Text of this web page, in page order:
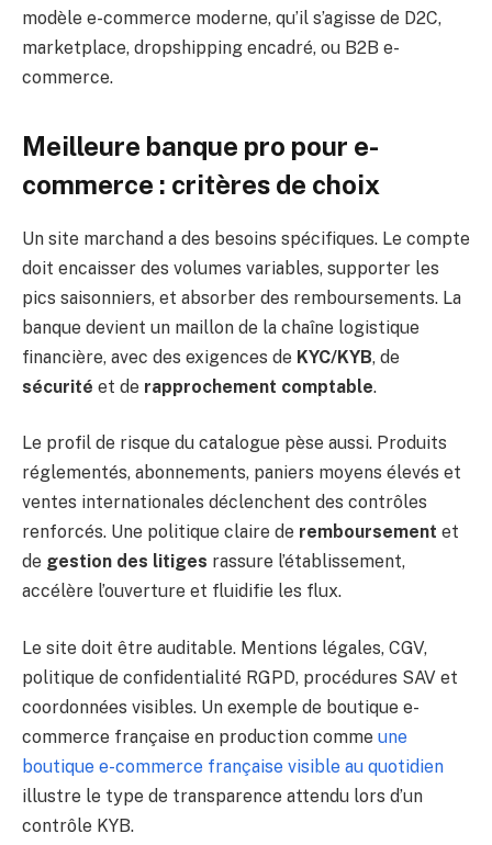
modèle e-commerce moderne, qu’il s’agisse de D2C,
marketplace, dropshipping encadré, ou B2B e-
commerce.
Meilleure banque pro pour e-
commerce : critères de choix
Un site marchand a des besoins spécifiques. Le compte
doit encaisser des volumes variables, supporter les
pics saisonniers, et absorber des remboursements. La
banque devient un maillon de la chaîne logistique
financière, avec des exigences de KYC/KYB, de
sécurité et de rapprochement comptable.
Le profil de risque du catalogue pèse aussi. Produits
réglementés, abonnements, paniers moyens élevés et
ventes internationales déclenchent des contrôles
renforcés. Une politique claire de remboursement et
de gestion des litiges rassure l’établissement,
accélère l’ouverture et fluidifie les flux.
Le site doit être auditable. Mentions légales, CGV,
politique de confidentialité RGPD, procédures SAV et
coordonnées visibles. Un exemple de boutique e-
commerce française en production comme une
boutique e-commerce française visible au quotidien
illustre le type de transparence attendu lors d’un
contrôle KYB.